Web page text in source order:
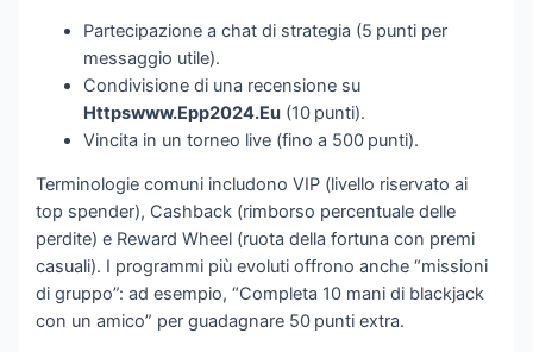
Partecipazione a chat di strategia (5 punti per
messaggio utile).
Condivisione di una recensione su
Httpswww.Epp2024.Eu (10 punti).
Vincita in un torneo live (fino a 500 punti).
Terminologie comuni includono VIP (livello riservato ai
top spender), Cashback (rimborso percentuale delle
perdite) e Reward Wheel (ruota della fortuna con premi
casuali). I programmi più evoluti offrono anche “missioni
di gruppo”: ad esempio, “Completa 10 mani di blackjack
con un amico” per guadagnare 50 punti extra.